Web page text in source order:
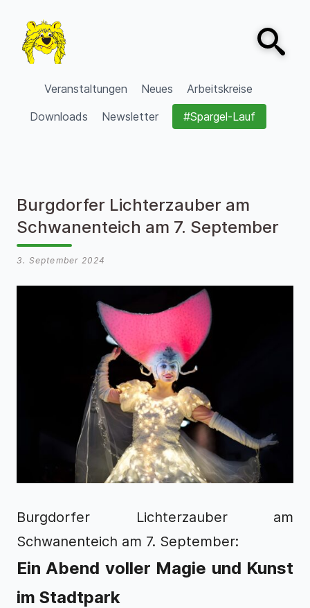
VVV Burgdorf
Veranstaltungen Neues
Arbeitskreise
Downloads
Newsletter #Spargel-Lauf
Open
Burgdorfer Lichterzauber am
Schwanenteich am 7. September
3. September 2024
Burgdorfer Lichterzauber am
Schwanenteich am 7. September:
Ein Abend voller Magie und Kunst
im Stadtpark